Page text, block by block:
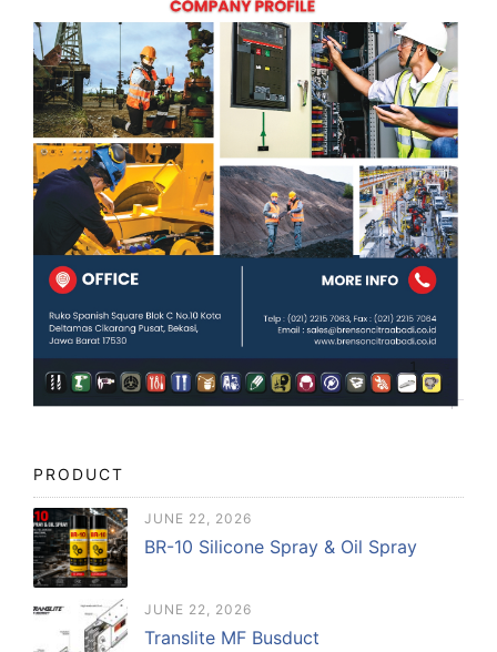
PRODUCT
JUNE 22, 2026
BR-10 Silicone Spray & Oil Spray
JUNE 22, 2026
Translite MF Busduct